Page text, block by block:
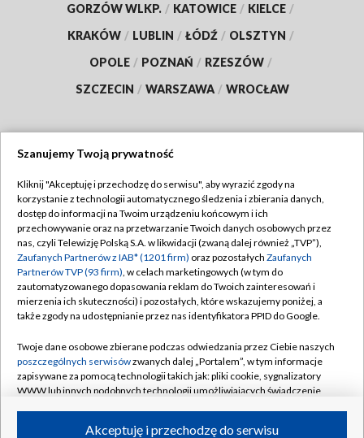
GORZÓW WLKP. / KATOWICE / KIELCE /
KRAKÓW / LUBLIN / ŁÓDŹ / OLSZTYN /
OPOLE / POZNAŃ / RZESZÓW /
SZCZECIN / WARSZAWA / WROCŁAW
TVP
Abonament TVP
Emisja w TVP
Centrum informacji TVP
Naziemna Telewizja Cyfrowa
Rada Programowa
System NOS
Informacje o nadawcy
Regulamin TVP
Polityka prywatności
Moje zgody
Pomoc
Kontakt
Kanały
Szanujemy Twoją prywatność
Kliknij "Akceptuję i przechodzę do serwisu", aby wyrazić zgody na
korzystanie z technologii automatycznego śledzenia i zbierania danych,
dostęp do informacji na Twoim urządzeniu końcowym i ich
przechowywanie oraz na przetwarzanie Twoich danych osobowych przez
nas, czyli Telewizję Polską S.A. w likwidacji (zwaną dalej również „TVP”),
Zaufanych Partnerów z IAB* (1201 firm) oraz pozostałych Zaufanych
Partnerów TVP (93 firm), w celach marketingowych (w tym do
zautomatyzowanego dopasowania reklam do Twoich zainteresowań i
mierzenia ich skuteczności) i pozostałych, które wskazujemy poniżej, a
także zgody na udostępnianie przez nas identyfikatora PPID do Google.
Twoje dane osobowe zbierane podczas odwiedzania przez Ciebie naszych
poszczególnych serwisówzwanych dalej „Portalem”, w tym informacje
zapisywane za pomocą technologii takich jak: pliki cookie, sygnalizatory
WWW lub innych podobnych technologii umożliwiających świadczenie
ruchu w Internecie.Akceptuję i przechodzę do serwisu